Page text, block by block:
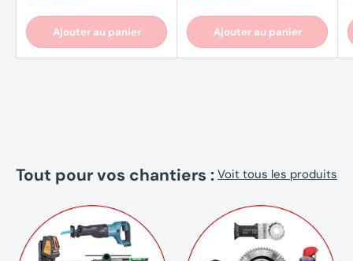
Ajouter au panier Ajouter au panier
Tout pour vos chantiers : Voit tous les produits